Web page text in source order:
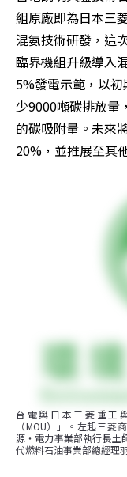
組原廠即為日本三
混氨技術研發，這
臨界機組升級導入
5%發電示範，以
少9000噸碳排放量
的碳吸附量。未來
20%，並推展至其
台電與日本三菱重工
（MOU）」。左起三
源・電力事業部執行長土
代燃料石油事業部總經理